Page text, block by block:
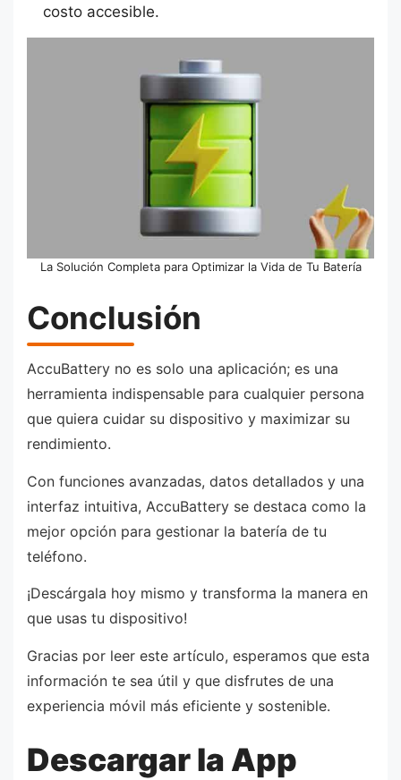
costo accesible.
La Solución Completa para Optimizar la Vida de Tu Batería
Conclusión
AccuBattery no es solo una aplicación; es una
herramienta indispensable para cualquier persona
que quiera cuidar su dispositivo y maximizar su
rendimiento.
Con funciones avanzadas, datos detallados y una
interfaz intuitiva, AccuBattery se destaca como la
mejor opción para gestionar la batería de tu
teléfono.
¡Descárgala hoy mismo y transforma la manera en
que usas tu dispositivo!
Gracias por leer este artículo, esperamos que esta
información te sea útil y que disfrutes de una
experiencia móvil más eficiente y sostenible.
Descargar la App